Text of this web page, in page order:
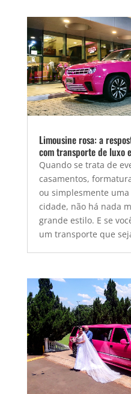
Limousine rosa: a
com transporte de luxo
Quando se trata de
casamentos,
ou simplesmente
cidade, não há nada
grande estilo. E se
um transporte que